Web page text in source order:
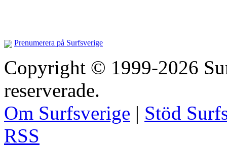
Prenumerera på Surfsverige
Copyright © 1999-2026
reserverade.
Om Surfsverige | Stöd
RSS